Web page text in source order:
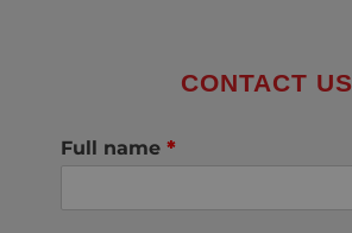
CONTACT US
Full name *